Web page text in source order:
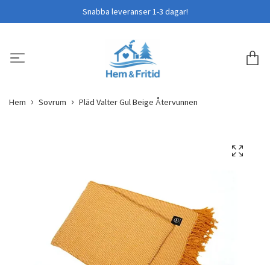
Snabba leveranser 1-3 dagar!
Hem Sovrum Pläd Valter Gul Beige Återvunnen